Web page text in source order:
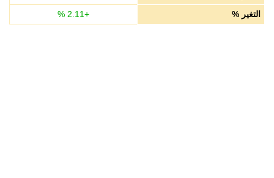
التغير %
+
2.11
%